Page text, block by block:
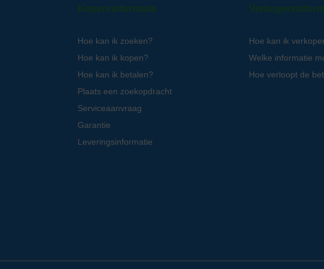
Kopersinformatie
Hoe kan ik zoeken?
Hoe kan ik kopen?
Hoe kan ik betalen?
Plaats een zoekopdracht
Serviceaanvraag
Garantie
Leveringsinformatie
Hoe kan ik
Welke informatie
Hoe verloopt de